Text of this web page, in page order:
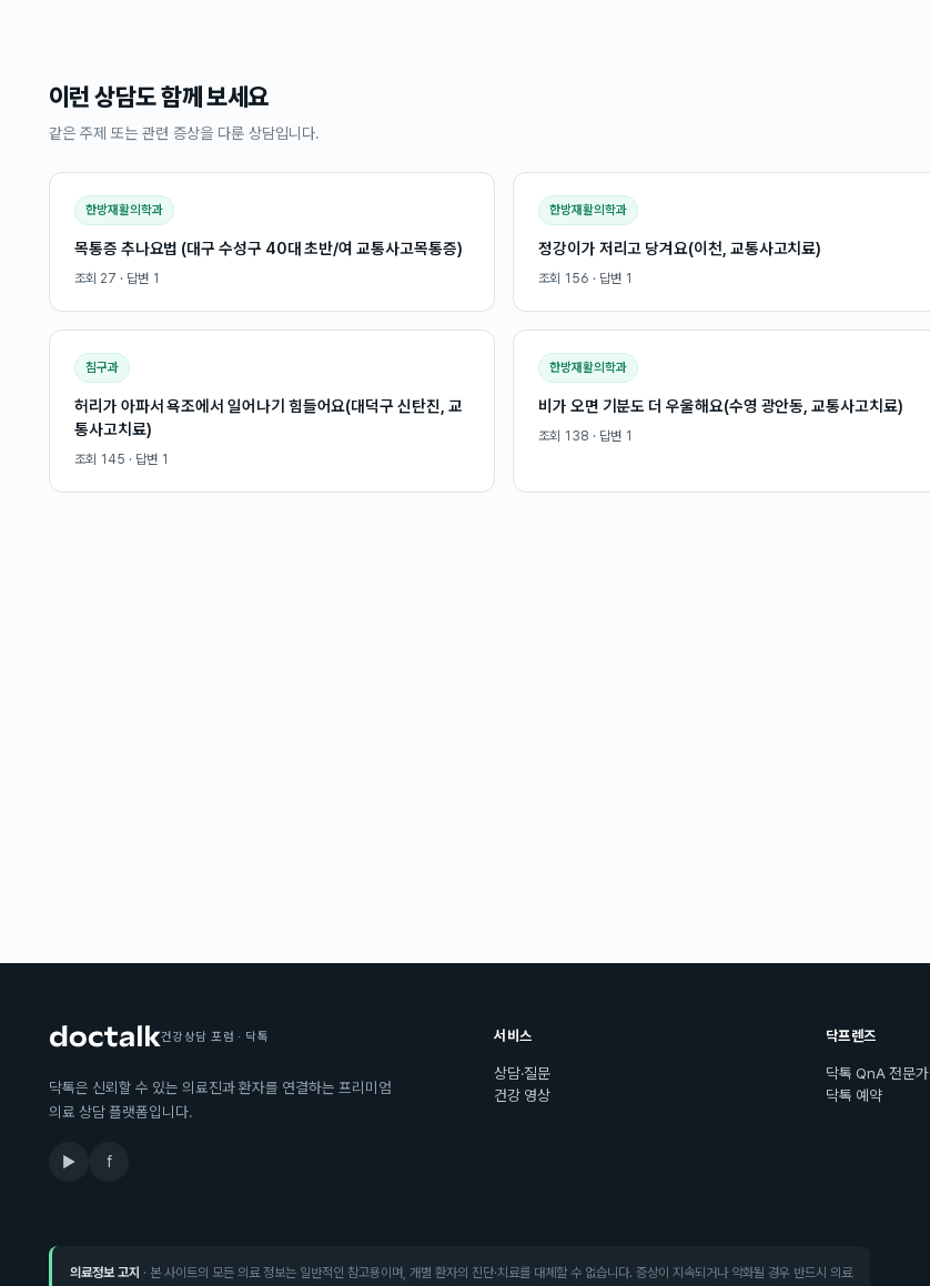
이런 상담도 함께 보세요
같은 주제 또는 관련 증상을 다룬 상담입니다.
한방재활의학과
목통증 추나요법 (대구 수성구 40대 초반/여 교통사고목통증)
조회 27 · 답변 1
한방재활의학과
정강이가 저리고 당겨요(이천, 교통사고치료)
조회 156 · 답변 1
침구과
허리가 아파서 욕조에서 일어나기 힘들어요(대덕구 신탄진, 교
통사고치료)
조회 145 · 답변 1
한방재활의학과
비가 오면 기분도 더 우울해요(수영 광안동, 교통사고치료)
조회 138 · 답변 1
건강상담 포럼 · 닥톡
닥톡은 신뢰할 수 있는 의료진과 환자를 연결하는 프리미엄
의료 상담 플랫폼입니다.
▶ f
서비스
상담·질문
건강 영상
닥프렌즈
닥톡 QnA 전문가
닥톡 예약
의료정보 고지 · 본 사이트의 모든 의료 정보는 일반적인 참고용이며, 개별 환자의 진단·치료를 대체할 수 없습니다. 증상이 지속되거나 악화될 경우 반드시 의료